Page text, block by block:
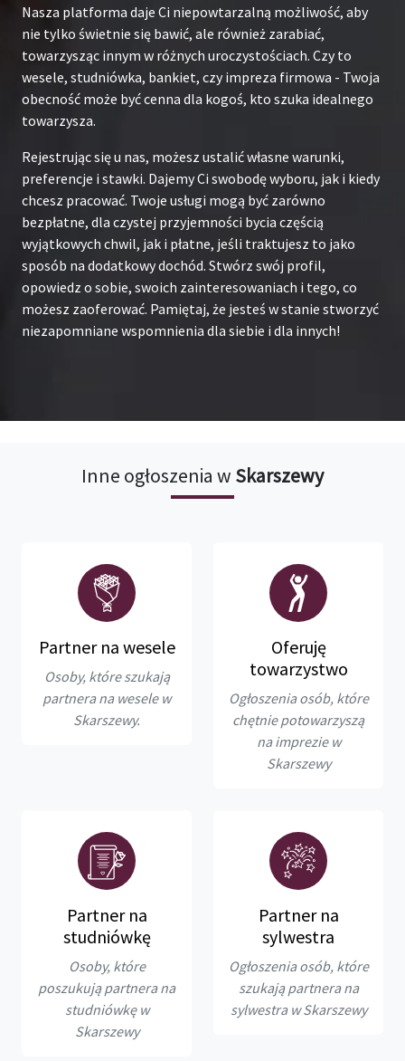
Nasza platforma daje Ci niepowtarzalną możliwość, aby
nie tylko świetnie się bawić, ale również zarabiać,
towarzysząc innym w różnych uroczystościach. Czy to
wesele, studniówka, bankiet, czy impreza firmowa - Twoja
obecność może być cenna dla kogoś, kto szuka idealnego
towarzysza.
Rejestrując się u nas, możesz ustalić własne warunki,
preferencje i stawki. Dajemy Ci swobodę wyboru, jak i kiedy
chcesz pracować. Twoje usługi mogą być zarówno
bezpłatne, dla czystej przyjemności bycia częścią
wyjątkowych chwil, jak i płatne, jeśli traktujesz to jako
sposób na dodatkowy dochód. Stwórz swój profil,
opowiedz o sobie, swoich zainteresowaniach i tego, co
możesz zaoferować. Pamiętaj, że jesteś w stanie stworzyć
niezapomniane wspomnienia dla siebie i dla innych!
Inne ogłoszenia w Skarszewy
Partner na wesele
Osoby, które szukają
partnera na wesele w
Skarszewy.
Oferuję
towarzystwo
Ogłoszenia osób, które
chętnie potowarzyszą
na imprezie w
Skarszewy
Partner na
studniówkę
Osoby, które
poszukują partnera na
studniówkę w
Skarszewy
Partner na
sylwestra
Ogłoszenia osób, które
szukają partnera na
sylwestra w Skarszewy